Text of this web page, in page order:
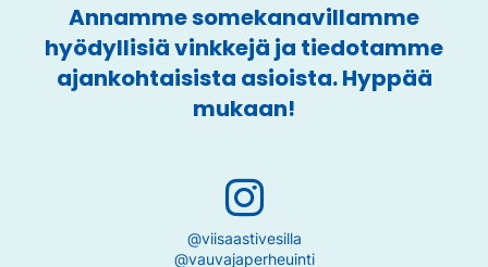
Annamme somekanavillamme
hyödyllisiä vinkkejä ja tiedotamme
ajankohtaisista asioista. Hyppää
mukaan!
@viisaastivesilla
@vauvajaperheuinti